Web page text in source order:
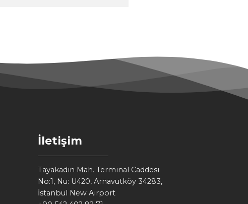
İletişim
Tayakadın Mah. Terminal Caddesi
No:1, Nu: U420, Arnavutköy 34283,
İstanbul New Airport